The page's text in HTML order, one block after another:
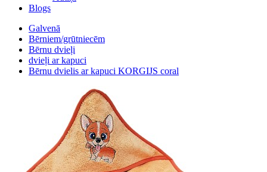
Blogs
Galvenā
Bērniem/grūtniecēm
Bērnu dvieļi
dvieļi ar kapuci
Bērnu dvielis ar kapuci KORGIJS coral